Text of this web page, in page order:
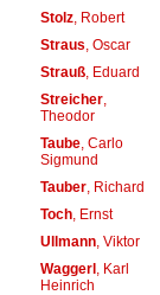
Stolz, Robert
Straus , Oscar
Strauß, Eduard
Streicher,
Theodor
Taube, Carlo
Sigmund
Tauber, Richard
Toch, Ernst
Ullmann, Viktor
Waggerl, Karl
Heinrich